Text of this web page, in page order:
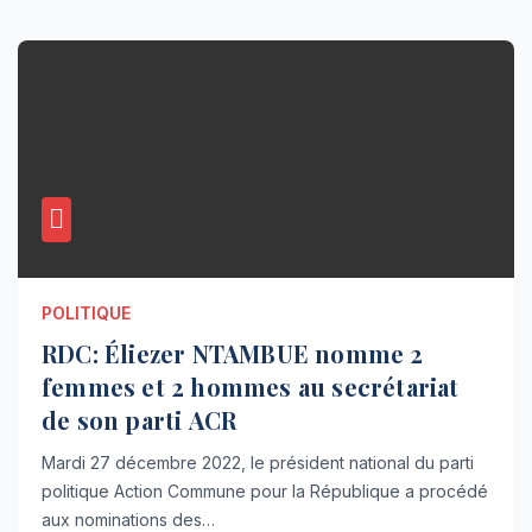
POLITIQUE
RDC: Éliezer NTAMBUE nomme 2
femmes et 2 hommes au secrétariat
de son parti ACR
Mardi 27 décembre 2022, le président national du parti
politique Action Commune pour la République a procédé
aux nominations des…